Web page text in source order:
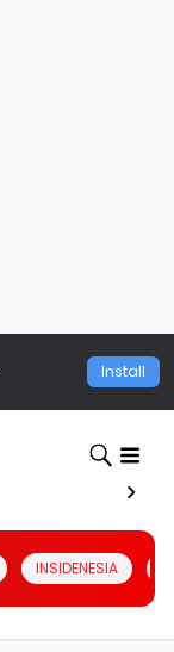
Install
INSIDENESIA